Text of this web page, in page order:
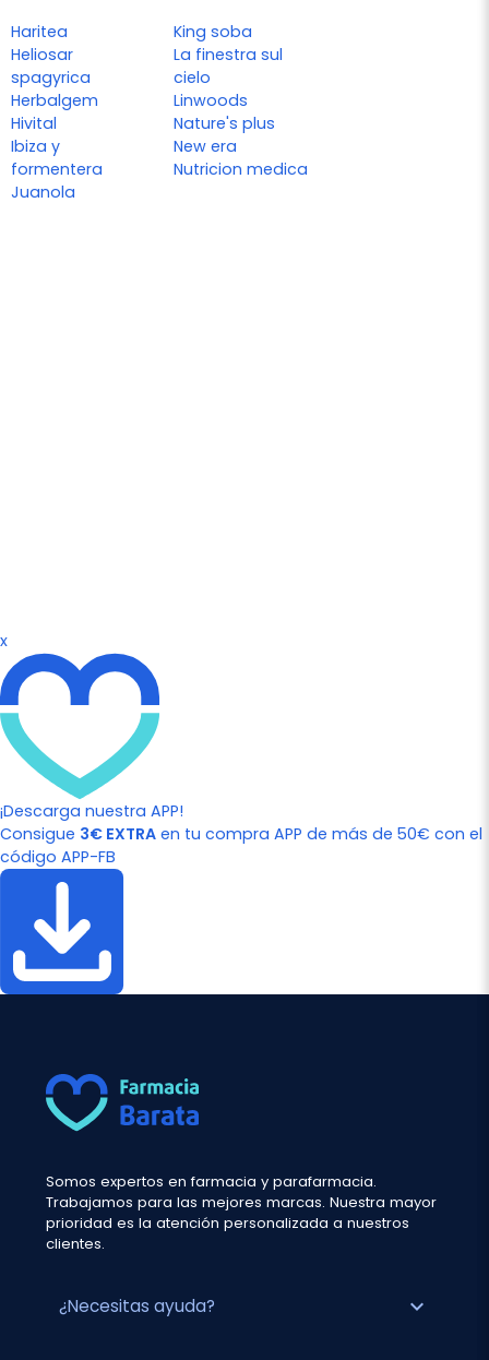
Haritea
Heliosar
spagyrica
Herbalgem
Hivital
Ibiza y
formentera
Juanola
King soba
La finestra sul
cielo
Linwoods
Nature's plus
New era
Nutricion medica
x
¡Descarga nuestra APP!
Consigue 3€ EXTRA en tu compra APP de más de 50€ con el
código APP-FB
Somos expertos en farmacia y parafarmacia.
Trabajamos para las mejores marcas. Nuestra mayor
prioridad es la atención personalizada a nuestros
clientes.
¿Necesitas ayuda? expand_more